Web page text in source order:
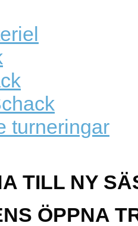
turneringar
TILL NY
ÖPPNA